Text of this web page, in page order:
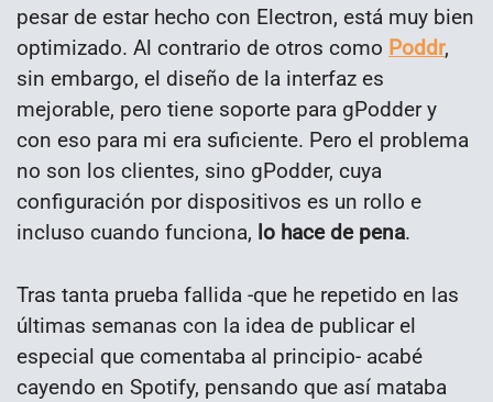
pesar de estar hecho con Electron, está muy bien
optimizado. Al contrario de otros como Poddr,
sin embargo, el diseño de la interfaz es
mejorable, pero tiene soporte para gPodder y
con eso para mi era suficiente. Pero el problema
no son los clientes, sino gPodder, cuya
configuración por dispositivos es un rollo e
incluso cuando funciona, lo hace de pena.
Tras tanta prueba fallida -que he repetido en las
últimas semanas con la idea de publicar el
especial que comentaba al principio- acabé
cayendo en Spotify, pensando que así mataba